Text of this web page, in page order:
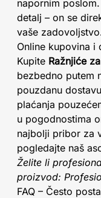
napornim
detalj – on se
vaše
Online kupovina i
Kupite Ražnjiće
bezbedno putem
pouzdanu
plaćanja
u pogodnostima
najbolji pribor za
pogledajte naš
Želite li
proizvod:
FAQ – Često